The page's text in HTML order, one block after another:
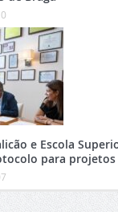
e Escola
para projetos